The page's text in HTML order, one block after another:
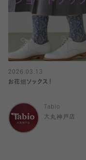
2026.03.13
お花畑ソックス！
Tabio
大丸神戸店